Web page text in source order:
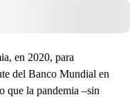
en 2020, para
del Banco Mundial en
que la pandemia –sin